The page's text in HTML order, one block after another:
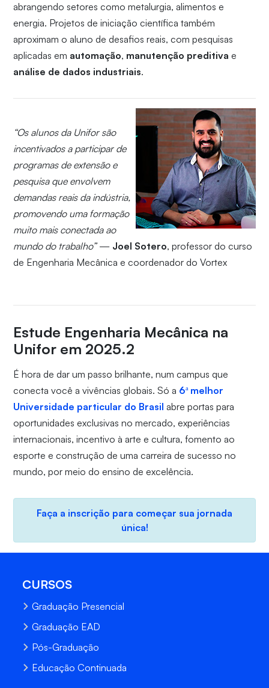
abrangendo setores como metalurgia, alimentos e
energia. Projetos de iniciação científica também
aproximam o aluno de desafios reais, com pesquisas
aplicadas em automação, manutenção preditiva e
análise de dados industriais.
“Os alunos da Unifor são
incentivados a participar de
programas de extensão e
pesquisa que envolvem
demandas reais da indústria,
promovendo uma formação
muito mais conectada ao
mundo do trabalho”— Joel Sotero, professor do curso
de Engenharia Mecânica e coordenador do Vortex
Estude Engenharia Mecânica na
Unifor em 2025.2
É hora de dar um passo brilhante, num campus que
conecta você a vivências globais. Só a 6ª melhor
Universidade particular do Brasil abre portas para
oportunidades exclusivas no mercado, experiências
internacionais, incentivo à arte e cultura, fomento ao
esporte e construção de uma carreira de sucesso no
mundo, por meio do ensino de excelência.
Faça a inscrição para começar sua jornada
única!
CURSOS
Graduação Presencial
Graduação EAD
Pós-Graduação
Educação Continuada